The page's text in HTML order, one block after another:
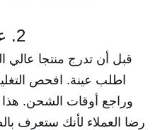
2. عينات الطلب — دائما
قبل أن تدرج منتجا عالي
اطلب عينة. افحص
وراجع أوقات الشحن. هذا
رضا العملاء لأنك ستعرف